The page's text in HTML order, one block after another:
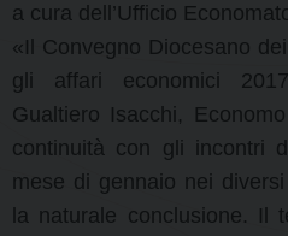
a cura dell’Ufficio
«Il Convegno Diocesano
gli affari economici
Gualtiero Isacchi,
continuità con gli incontri
mese di gennaio nei
la naturale conclusione. Il